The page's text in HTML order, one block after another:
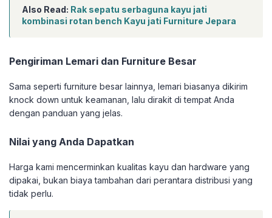
Also Read: Rak sepatu serbaguna kayu jati
kombinasi rotan bench Kayu jati Furniture Jepara
Pengiriman Lemari dan Furniture Besar
Sama seperti furniture besar lainnya, lemari biasanya dikirim
knock down untuk keamanan, lalu dirakit di tempat Anda
dengan panduan yang jelas.
Nilai yang Anda Dapatkan
Harga kami mencerminkan kualitas kayu dan hardware yang
dipakai, bukan biaya tambahan dari perantara distribusi yang
tidak perlu.